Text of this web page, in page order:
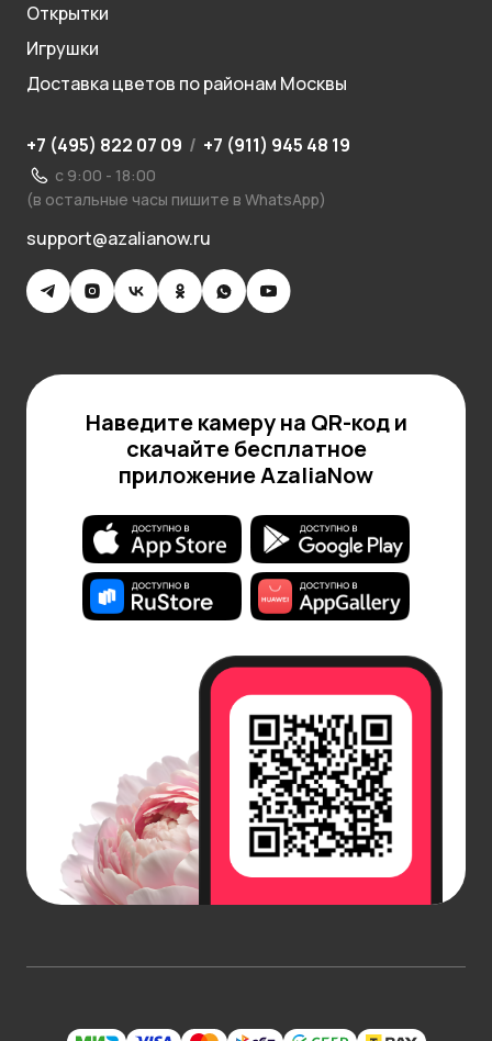
Открытки
Игрушки
Доставка цветов по районам Москвы
+7 (495) 822 07 09 / +7 (911) 945 48 19
с 9:00 - 18:00
(в остальные часы пишите в WhatsApp)
support@azalianow.ru
Наведите камеру на QR-код и
скачайте бесплатное
приложение AzaliaNow